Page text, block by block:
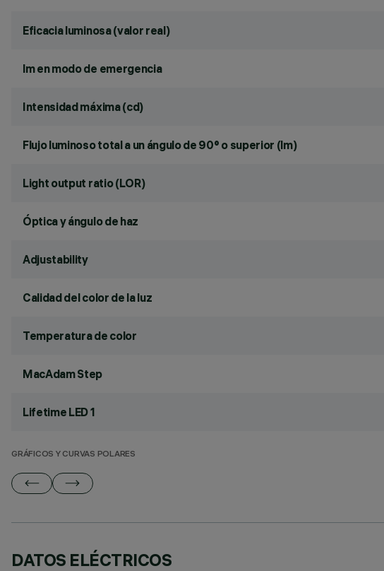
Eficacia luminosa (valor real)
lm en modo de emergencia
Intensidad máxima (cd)
Flujo luminoso total a un ángulo de 90° o superior (lm)
Light output ratio (LOR)
Óptica y ángulo de haz
Adjustability
Calidad del color de la luz
Temperatura de color
MacAdam Step
Lifetime LED 1
GRÁFICOS Y CURVAS POLARES
DATOS ELÉCTRICOS